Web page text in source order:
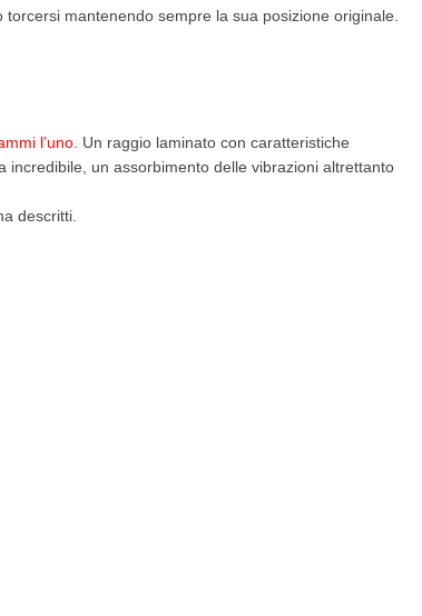
mantenendo sempre la sua posizione originale.
l’uno. Un raggio laminato con caratteristiche
un assorbimento delle vibrazioni altrettanto
descritti.